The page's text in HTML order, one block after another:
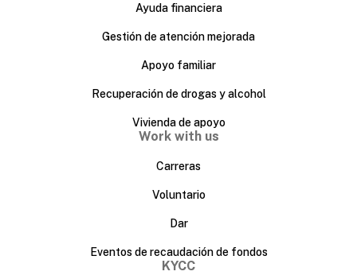
Ayuda financiera
Gestión de atención mejorada
Apoyo familiar
Recuperación de drogas y alcohol
Vivienda de apoyo
Work with us
Carreras
Voluntario
Dar
Eventos de recaudación de fondos
KYCC